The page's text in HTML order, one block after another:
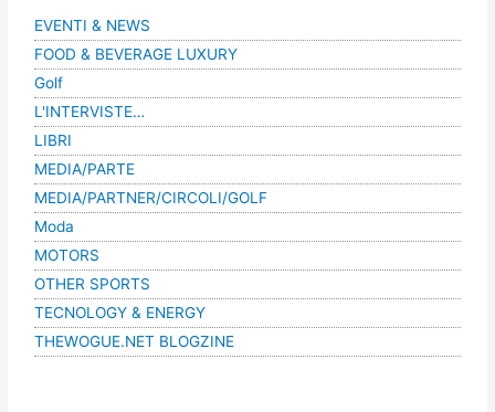
EVENTI & NEWS
FOOD & BEVERAGE LUXURY
Golf
L'INTERVISTE…
LIBRI
MEDIA/PARTE
MEDIA/PARTNER/CIRCOLI/GOLF
Moda
MOTORS
OTHER SPORTS
TECNOLOGY & ENERGY
THEWOGUE.NET BLOGZINE